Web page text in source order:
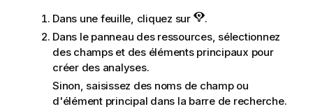
Dans une feuille, cliquez sur
.
Dans le panneau des ressources, sélectionnez
des champs et des éléments principaux pour
créer des analyses.
Sinon, saisissez des noms de champ ou
d'élément principal dans la barre de recherche.